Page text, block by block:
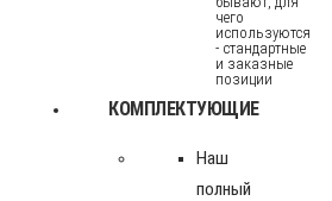
чего
используются
- стандартные
и заказные
позиции
КОМПЛЕКТУЮЩИЕ
Наш
полный